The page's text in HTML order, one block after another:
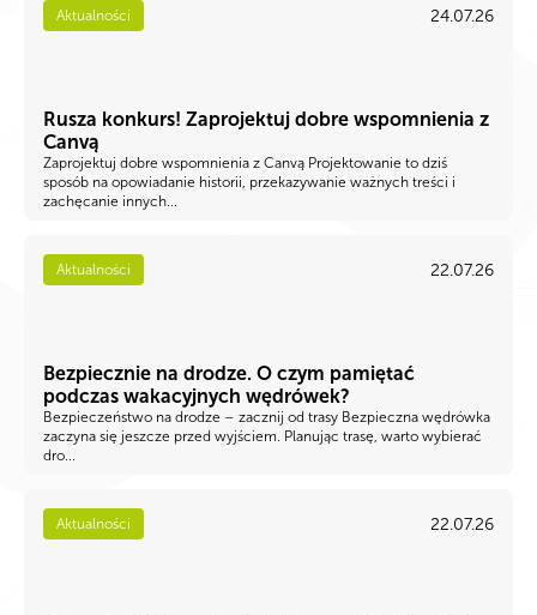
Aktualności 24.07.26
Rusza konkurs! Zaprojektuj dobre wspomnienia z
Canvą
Zaprojektuj dobre wspomnienia z Canvą Projektowanie to dziś
sposób na opowiadanie historii, przekazywanie ważnych treści i
zachęcanie innych...
Aktualności 22.07.26
Bezpiecznie na drodze. O czym pamiętać
podczas wakacyjnych wędrówek?
Bezpieczeństwo na drodze – zacznij od trasy Bezpieczna wędrówka
zaczyna się jeszcze przed wyjściem. Planując trasę, warto wybierać
dro...
Aktualności 22.07.26